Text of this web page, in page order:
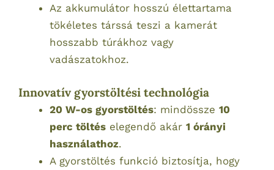
Az akkumulátor hosszú élettartama
tökéletes társsá teszi a kamerát
hosszabb túrákhoz vagy
vadászatokhoz.
Innovatív gyorstöltési technológia
20 W-os gyorstöltés: mindössze 10
perc töltés elegendő akár 1 órányi
használathoz.
A gyorstöltés funkció biztosítja, hogy